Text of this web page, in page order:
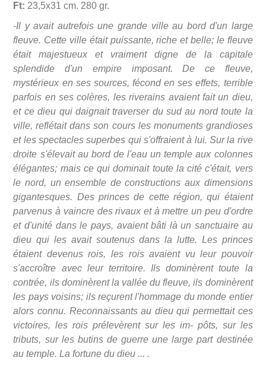
Ft: 23,5x31 cm. 280 gr.
-Il y avait autrefois une grande ville au bord d'un large
fleuve. Cette ville était puissante, riche et belle; le fleuve
était majestueux et vraiment digne de la capitale
splendide d'un empire imposant. De ce fleuve,
mystérieux en ses sources, fécond en ses effets, terrible
parfois en ses colères, les riverains avaient fait un dieu,
et ce dieu qui daignait traverser du sud au nord toute la
ville, reflétait dans son cours les monuments grandioses
et les spectacles superbes qui s'offraient à lui. Sur la rive
droite s'élevait au bord de l'eau un temple aux colonnes
élégantes; mais ce qui dominait toute la cité c'était, vers
le nord, un ensemble de constructions aux dimensions
gigantesques. Des princes de cette région, qui étaient
parvenus à vaincre des rivaux et à mettre un peu d'ordre
et d'unité dans le pays, avaient bâti là un sanctuaire au
dieu qui les avait soutenus dans la lutte. Les princes
étaient devenus rois, les rois avaient vu leur pouvoir
s'accroître avec leur territoire. Ils dominèrent toute la
contrée, ils dominèrent la vallée du fleuve, ils dominèrent
les pays voisins; ils reçurent l'hommage du monde entier
alors connu. Reconnaissants au dieu qui permettait ces
victoires, les rois prélevèrent sur les im- pôts, sur les
tributs, sur les butins de guerre une large part destinée
au temple. La fortune du dieu ... .